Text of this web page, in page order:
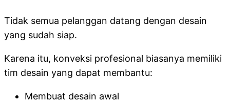
Tidak semua pelanggan datang dengan desain
yang sudah siap.
Karena itu, konveksi profesional biasanya memiliki
tim desain yang dapat membantu:
Membuat desain awal